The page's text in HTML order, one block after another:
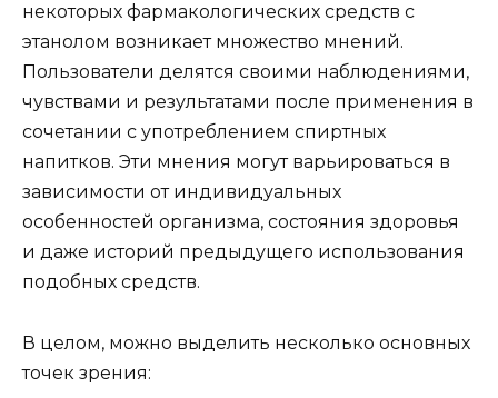
некоторых фармакологических средств с
этанолом возникает множество мнений.
Пользователи делятся своими наблюдениями,
чувствами и результатами после применения в
сочетании с употреблением спиртных
напитков. Эти мнения могут варьироваться в
зависимости от индивидуальных
особенностей организма, состояния здоровья
и даже историй предыдущего использования
подобных средств.
В целом, можно выделить несколько основных
точек зрения: